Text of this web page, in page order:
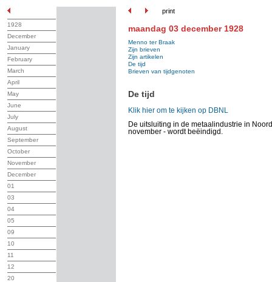
print
1928
December
January
February
March
April
May
June
July
August
September
October
November
December
01
03
04
05
09
10
11
12
20
maandag 03 december 1928
Menno ter Braak
Zijn brieven
Zijn artikelen
De tijd
Brieven van tijdgenoten
De tijd
Klik hier om te kijken op DBNL
De uitsluiting in de metaalindustrie in
november - wordt beëindigd.